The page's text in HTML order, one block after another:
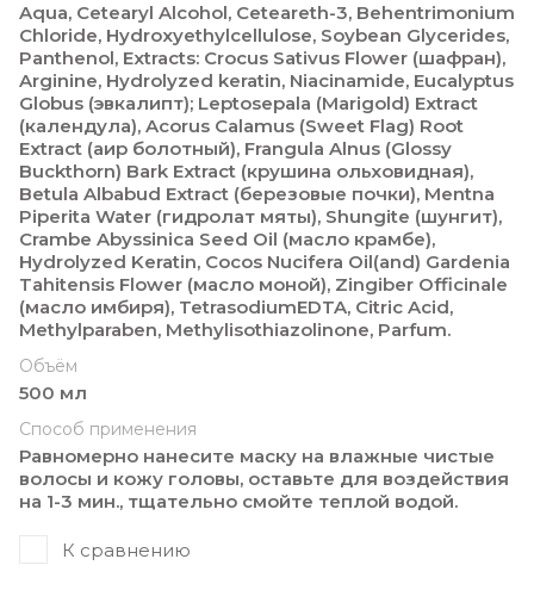
Aqua, Cetearyl Alcohol, Ceteareth-3, Behentrimonium
Chloride, Hydroxyethylcellulose, Soybean Glycerides,
Panthenol, Extracts: Crocus Sativus Flower (шафран),
Arginine, Hydrolyzed keratin, Niacinamide, Eucalyptus
Globus (эвкалипт); Leptosepala (Marigold) Extract
(календула), Acorus Calamus (Sweet Flag) Root
Extract (аир болотный), Frangula Alnus (Glossy
Buckthorn) Bark Extract (крушина ольховидная),
Betula Albabud Extract (березовые почки), Mentna
Piperita Water (гидролат мяты), Shungite (шунгит),
Crambe Abyssinica Seed Oil (масло крамбе),
Hydrolyzed Keratin, Cocos Nucifera Oil(and) Gardenia
Tahitensis Flower (масло моной), Zingiber Officinale
(масло имбиря), TetrasodiumEDTA, Citric Acid,
Methylparaben, Methylisothiazolinonе, Parfum.
Объём
500 мл
Способ применения
Равномерно нанесите маску на влажные чистые
волосы и кожу головы, оставьте для воздействия
на 1-3 мин., тщательно смойте теплой водой.
К сравнению